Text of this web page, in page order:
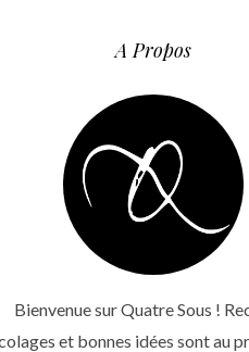
A Propos
Bienvenue sur Quatre Sous !
et bonnes idées sont au